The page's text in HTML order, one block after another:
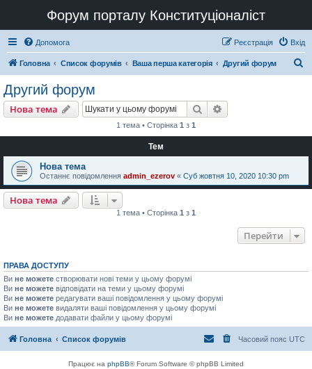
Форум порталу Конституціоналіст
Допомога Вхід
Реєстрація
Головна Список форумів Ваша перша категорія Другий форум
Другий форум
Нова тема Пошук
1 тема • Сторінка 1 з 1
Тем
Нова тема
Останнє повідомлення admin_ezerov « Суб жовтня 10, 2020 10:30 pm
Нова тема
1 тема • Сторінка 1 з 1
Перейти
ПРАВА ДОСТУПУ
Ви не можете створювати нові теми у цьому форумі
Ви не можете відповідати на теми у цьому форумі
Ви не можете редагувати ваші повідомлення у цьому форумі
Ви не можете видаляти ваші повідомлення у цьому форумі
Ви не можете додавати файли у цьому форумі
Головна Список форумів Часовий пояс UTC
Працює на phpBB® Forum Software © phpBB Limited